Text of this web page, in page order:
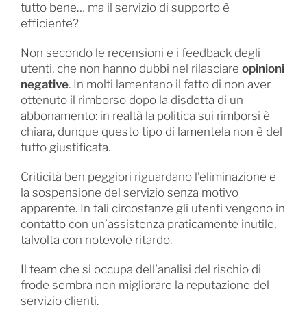
tutto bene… ma il servizio di supporto è
efficiente?
Non secondo le recensioni e i feedback degli
utenti, che non hanno dubbi nel rilasciare opinioni
negative. In molti lamentano il fatto di non aver
ottenuto il rimborso dopo la disdetta di un
abbonamento: in realtà la politica sui rimborsi è
chiara, dunque questo tipo di lamentela non è del
tutto giustificata.
Criticità ben peggiori riguardano l’eliminazione e
la sospensione del servizio senza motivo
apparente. In tali circostanze gli utenti vengono in
contatto con un’assistenza praticamente inutile,
talvolta con notevole ritardo.
Il team che si occupa dell’analisi del rischio di
frode sembra non migliorare la reputazione del
servizio clienti.